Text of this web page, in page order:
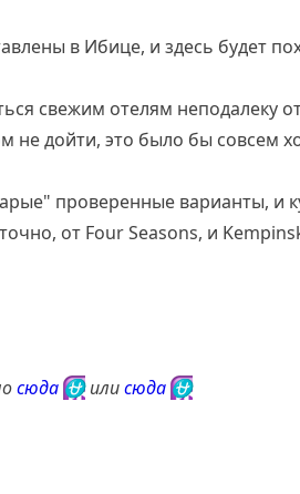
в Ибице, и здесь будет
свежим отелям неподалеку
не дойти, это было бы совсем
проверенные варианты, и
от Four Seasons, и
сюда⛎илисюда⛎